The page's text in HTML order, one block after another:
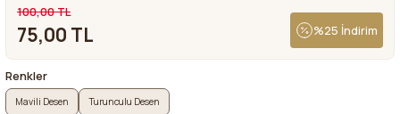
100,00 TL
75,00 TL %25 İndirim
Renkler
Mavili Desen Turunculu Desen